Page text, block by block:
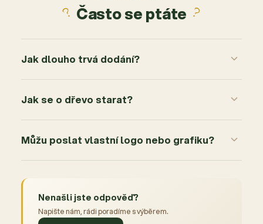
Často se ptáte
Jak dlouho trvá dodání?
Jak se o dřevo starat?
Můžu poslat vlastní logo nebo grafiku?
Nenašli jste odpověď?
Napište nám, rádi poradíme s výběrem.